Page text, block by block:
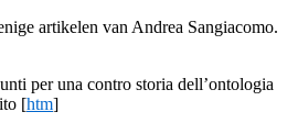
artikelen van Andrea Sangiacomo.
per una contro storia dell’ontologia
[htm]